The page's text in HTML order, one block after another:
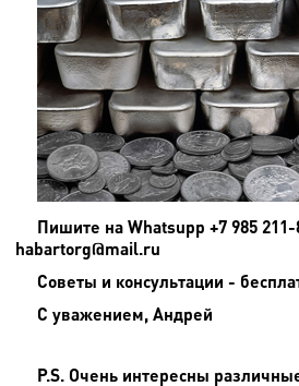
Пишите на Whatsupp +7 985
habartorg@mail.ru
Советы и консультации -
С уважением, Андрей
P.S. Очень интересны